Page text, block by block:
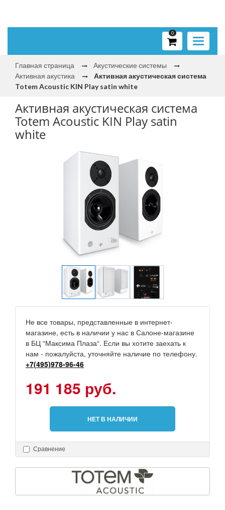
Toggle
0
Главная страница
Акустические системы
Активная акустика
Активная акустическая система
Totem Acoustic KIN Play satin white
Активная акустическая система
Totem Acoustic KIN Play satin
white
Не все товары, представленные в интернет-
магазине, есть в наличии у нас в Салоне-магазине
в БЦ “Максима Плаза“. Если вы хотите заехать к
нам - пожалуйста, уточняйте наличие по телефону.
+7(495)978-96-46
191 185 руб.
НЕТ В НАЛИЧИИ
Сравнение